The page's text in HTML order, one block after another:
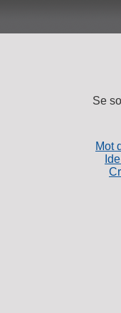
Se
Mot